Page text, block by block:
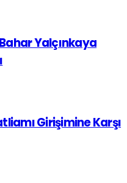
Yalçınkaya
Girişimine Karşı